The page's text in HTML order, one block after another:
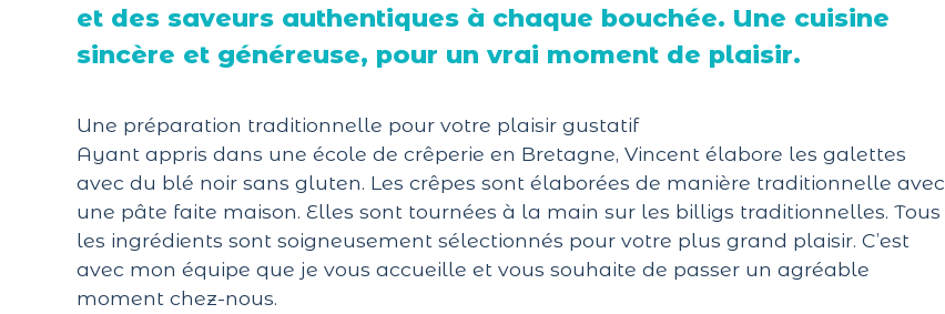
et des saveurs authentiques à chaque bouchée. Une cuisine
sincère et généreuse, pour un vrai moment de plaisir.
Une préparation traditionnelle pour votre plaisir gustatif
Ayant appris dans une école de crêperie en Bretagne, Vincent élabore les galettes
avec du blé noir sans gluten. Les crêpes sont élaborées de manière traditionnelle avec
une pâte faite maison. Elles sont tournées à la main sur les billigs traditionnelles. Tous
les ingrédients sont soigneusement sélectionnés pour votre plus grand plaisir. C’est
avec mon équipe que je vous accueille et vous souhaite de passer un agréable
moment chez-nous.